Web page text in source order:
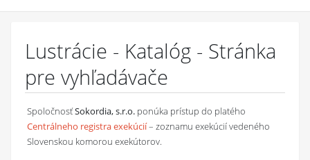
Lustrácie - Katalóg - Stránka
pre vyhľadávače
SpoločnosťSokordia, s.r.o. ponúka prístup do platého
Centrálneho registra exekúcií– zoznamu exekúcií vedeného
Slovenskou komorou exekútorov.